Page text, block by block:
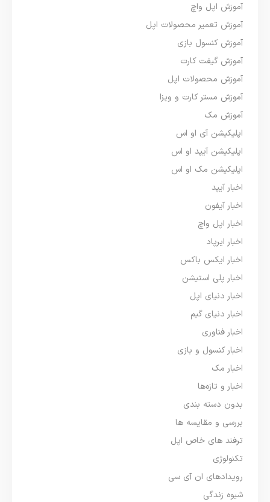
آموزش اپل واچ
آموزش تعمیر محصولات اپل
آموزش کنسول بازی
آموزش گیفت کارت
آموزش محصولات اپل
آموزش مستر کارت و ویزا
آموزش مک
اپلیکیشن آی او اس
اپلیکیشن آیپد او اس
اپلیکیشن مک او اس
اخبار آیپد
اخبار آیفون
اخبار اپل واچ
اخبار ایرپاد
اخبار ایکس باکس
اخبار پلی استیشن
اخبار دنیای اپل
اخبار دنیای گیم
اخبار فناوری
اخبار کنسول و بازی
اخبار مک
اخبار و تازه‌ها
بدون دسته بندی
بررسی و مقایسه ها
ترفند های خاص اپل
تکنولوژی
رویدادهای ان آی سی
شیوه زندگی